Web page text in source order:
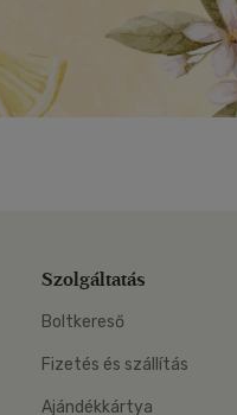
Szolgáltatás
Boltkereső
Fizetés és szállítás
Ajándékkártya